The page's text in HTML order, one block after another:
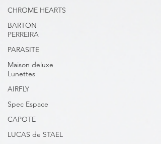
CHROME HEARTS
BARTON
PERREIRA
PARASITE
Maison deluxe
Lunettes
AIRFLY
Spec Espace
CAPOTE
LUCAS de STAEL